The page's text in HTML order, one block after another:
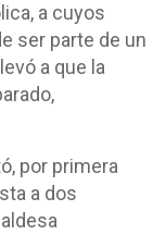
a cuyos
ser parte de un
a que la
por primera
a dos